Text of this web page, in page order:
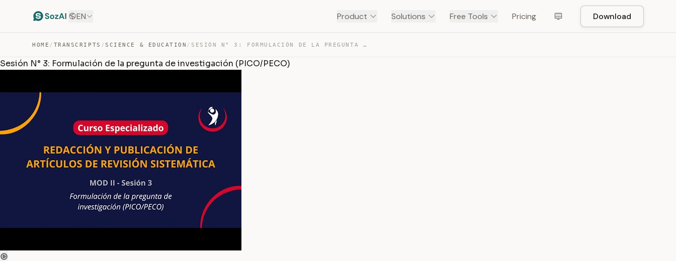
EN Product Solutions Free Tools Pricing Download
HOME / TRANSCRIPTS /SCIENCE & EDUCATION / SESIÓN N° 3: FORMULACIÓN DE LA PREGUNTA DE INVESTIGACIÓ… — TRANSCRIPT
Sesión N° 3: Formulación de la pregunta de investigación (PICO/PECO)